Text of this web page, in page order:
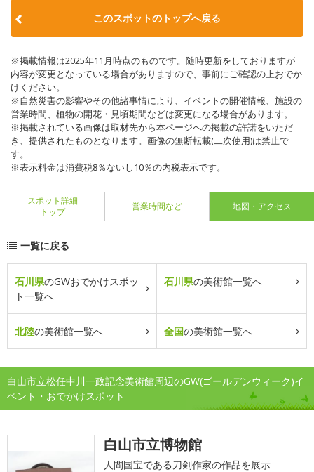
このスポットのトップへ戻る
※掲載情報は2025年11月時点のものです。随時更新をしておりますが
内容が変更となっている場合がありますので、事前にご確認の上おでか
けください。
※自然災害の影響やその他諸事情により、イベントの開催情報、施設の
営業時間、植物の開花・見頃期間などは変更になる場合があります。
※掲載されている画像は取材先から本ページへの掲載の許諾をいただ
き、提供されたものとなります。画像の無断転載(二次使用)は禁止で
す。
※表示料金は消費税8％ないし10％の内税表示です。
スポット詳細
トップ
営業時間など 地図・アクセス
一覧に戻る
石川県のGWおでかけスポッ
ト一覧へ
石川県の美術館一覧へ
北陸の美術館一覧へ 全国の美術館一覧へ
白山市立松任中川一政記念美術館周辺のGW(ゴールデンウィーク)イ
ベント・おでかけスポット
白山市立博物館
人間国宝である刀剣作家の作品を展示